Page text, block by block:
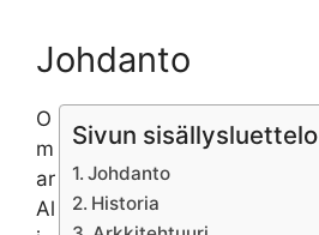
Johdanto
Sivun sisällysluettelo
Johdanto
Historia
O
m
ar
Al